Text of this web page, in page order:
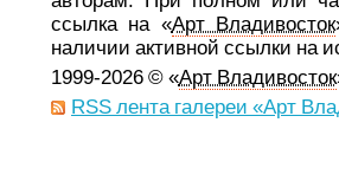
ссылка на «Арт Владивосток
наличии активной ссылки на
1999-2026 © «Арт Владивосток
RSS лента галереи «Арт